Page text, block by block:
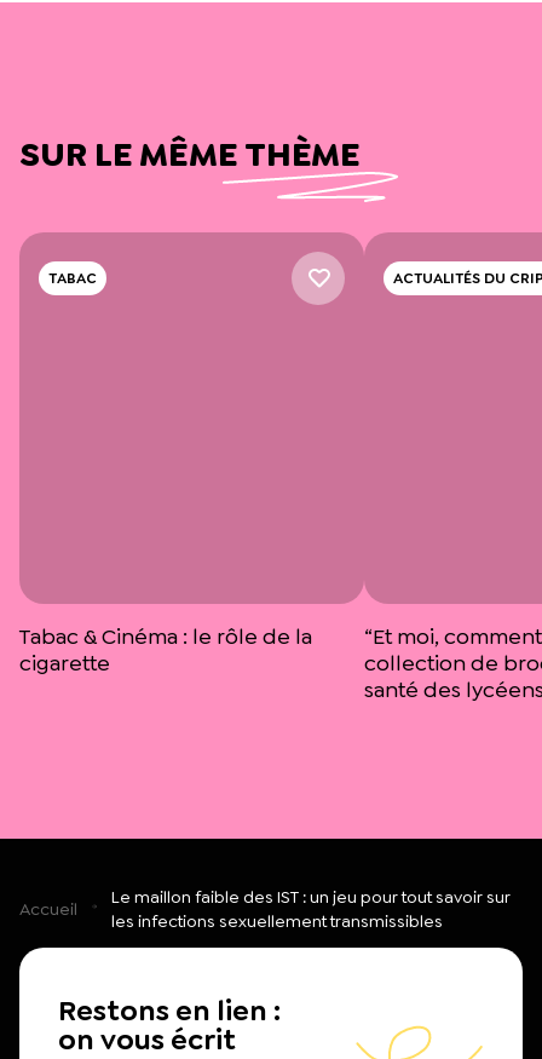
SUR LE MÊME THÈME
TABAC
Tabac & Cinéma : le rôle de la
cigarette
ACTUALITÉS DU
“Et moi,
collection de
santé des
Accueil
Le maillon faible des IST : un jeu pour tout savoir sur
les infections sexuellement transmissibles
Restons en lien :
on vous écrit